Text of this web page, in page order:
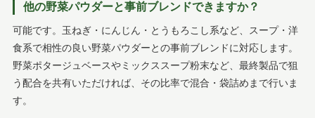
他の野菜パウダーと事前ブレンドできますか？
可能です。玉ねぎ・にんじん・とうもろこし系など、スープ・洋
食系で相性の良い野菜パウダーとの事前ブレンドに対応します。
野菜ポタージュベースやミックススープ粉末など、最終製品で狙
う配合を共有いただければ、その比率で混合・袋詰めまで行いま
す。